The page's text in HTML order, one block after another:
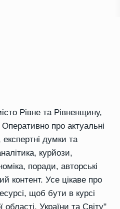
Рівне та Рівненщину,
про актуальні
експертні думки та
курйози,
поради, авторські
контент. Усе цікаве про
щоб бути в курсі
області, України та Світу"